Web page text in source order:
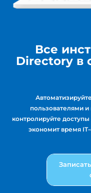
Все
Directory в
пользователями
контролируйте
экономит время